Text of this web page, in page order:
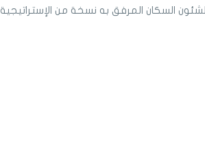
السكان المرفق به نسخة من الإستراتيجية